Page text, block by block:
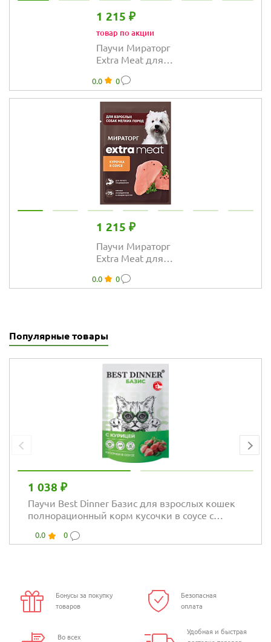
1 215 ₽
товар по акции
Паучи Мираторг
Extra Meat для
телятиной в
соусе
0.0 0
1 215 ₽
Паучи Мираторг
Extra Meat для
пород с
0.0 0
Популярные товары
1 038 ₽
Паучи Best Dinner Базис для взрослых кошек
полнорационный корм кусочки в соусе с
0.0 0
Бонусы за покупку
товаров
Безопасная
оплата
Во всех
Удобная и быстрая